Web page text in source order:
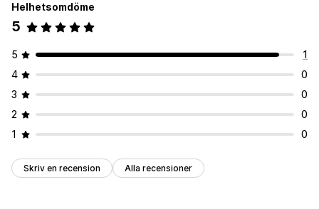
Helhetsomdöme
5
5
1
4
0
3
0
2
0
1
0
Skriv en recension Alla recensioner